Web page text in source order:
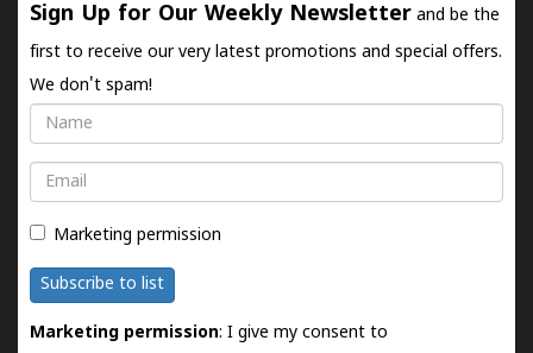
Sign Up for Our Weekly Newsletter and be the
first to receive our very latest promotions and special offers.
We don't spam!
Name
Email
Marketing permission
Subscribe to list
Marketing permission: I give my consent to